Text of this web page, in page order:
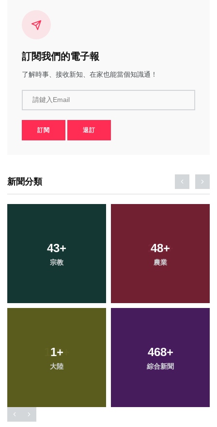
訂閱我們的電子報
了解時事、接收新知、在家也能當個知識通！
請鍵入Email
訂閱 退訂
新聞分類
43+
宗教
48+
農業
1+
大陸
468+
綜合新聞